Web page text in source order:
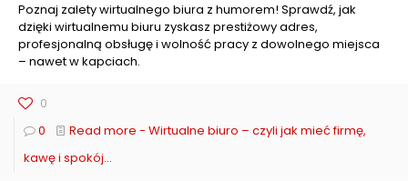
Poznaj zalety wirtualnego biura z humorem! Sprawdź, jak
dzięki wirtualnemu biuru zyskasz prestiżowy adres,
profesjonalną obsługę i wolność pracy z dowolnego miejsca
– nawet w kapciach.
0
0
Read more - Wirtualne biuro – czyli jak mieć firmę,
kawę i spokój…